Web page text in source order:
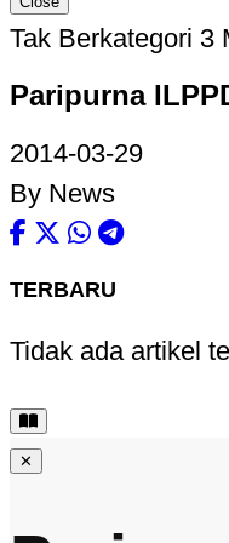
Tak Berkategori 3
Paripurna
2014-03-29
By News
TERBARU
Tidak ada artikel
✕
kupasbengkulu.com –